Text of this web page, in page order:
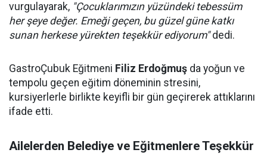
vurgulayarak, "Çocuklarımızın yüzündeki tebessüm
her şeye değer. Emeği geçen, bu güzel güne katkı
sunan herkese yürekten teşekkür ediyorum"dedi.
GastroÇubuk Eğitmeni Filiz Erdoğmuş da yoğun ve
tempolu geçen eğitim döneminin stresini,
kursiyerlerle birlikte keyifli bir gün geçirerek attıklarını
ifade etti.
Ailelerden Belediye ve Eğitmenlere Teşekkür